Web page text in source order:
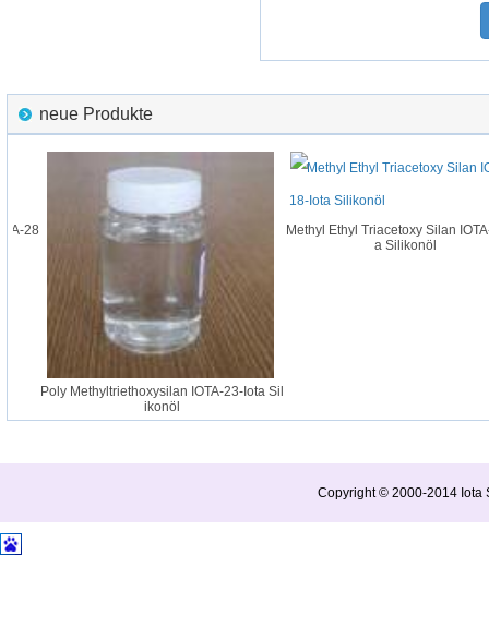
neue Produkte
28
Poly Methyltriethoxysilan IOTA-23-Iota Sil
ikonöl
Methyl Ethyl Triacetoxy Silan IOTA-
a Silikonöl
Copyright © 2000-2014 Iota